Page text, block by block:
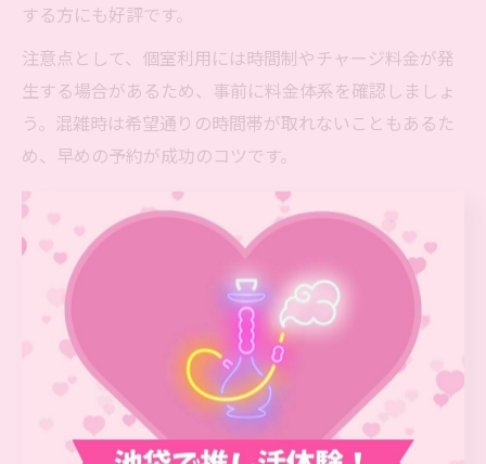
する方にも好評です。
注意点として、個室利用には時間制やチャージ料金が発
生する場合があるため、事前に料金体系を確認しましょ
う。混雑時は希望通りの時間帯が取れないこともあるた
め、早めの予約が成功のコツです。
シーシャ初心者も安心できる池袋
の選び方
シーシャ初心者が池袋で安心して楽しむコツ
池袋でシーシャを初めて体験する方は、事前に店舗の雰
囲気やサービス内容を調べておくことが安心のポイント
です。多くのシーシャ店では、初心者向けにスタッフが